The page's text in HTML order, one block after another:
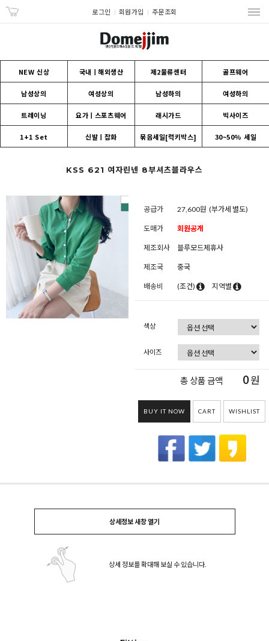
로그인 회원가입 주문조회
NEW 신상 국내ㅣ해외생산 제2물류센터 골프웨어
남성상의 여성상의 남성하의 여성하의
트레이닝 요가ㅣ스포츠웨어 래시가드 빅사이즈
1+1 Set 신발ㅣ잡화 묶음세일[럭키박스] 30~50% 세일
KSS 621 여자린넨 8부셔츠블라우스
공급가 27,600원 (부가세 별도)
도매가 회원공개
제조회사 블루모드제휴사
제조국 중국
배송비 (조건) 지역별
색상
사이즈
총 상품 금액 0원
BUY IT NOW CART WISHLIST
상세정보 새창 열기
상세 정보를 확대해 보실 수 있습니다.